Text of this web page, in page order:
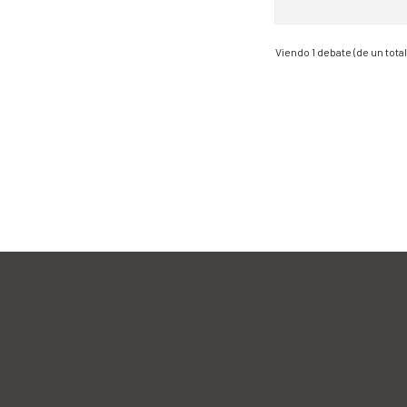
Viendo 1 debate (de un total